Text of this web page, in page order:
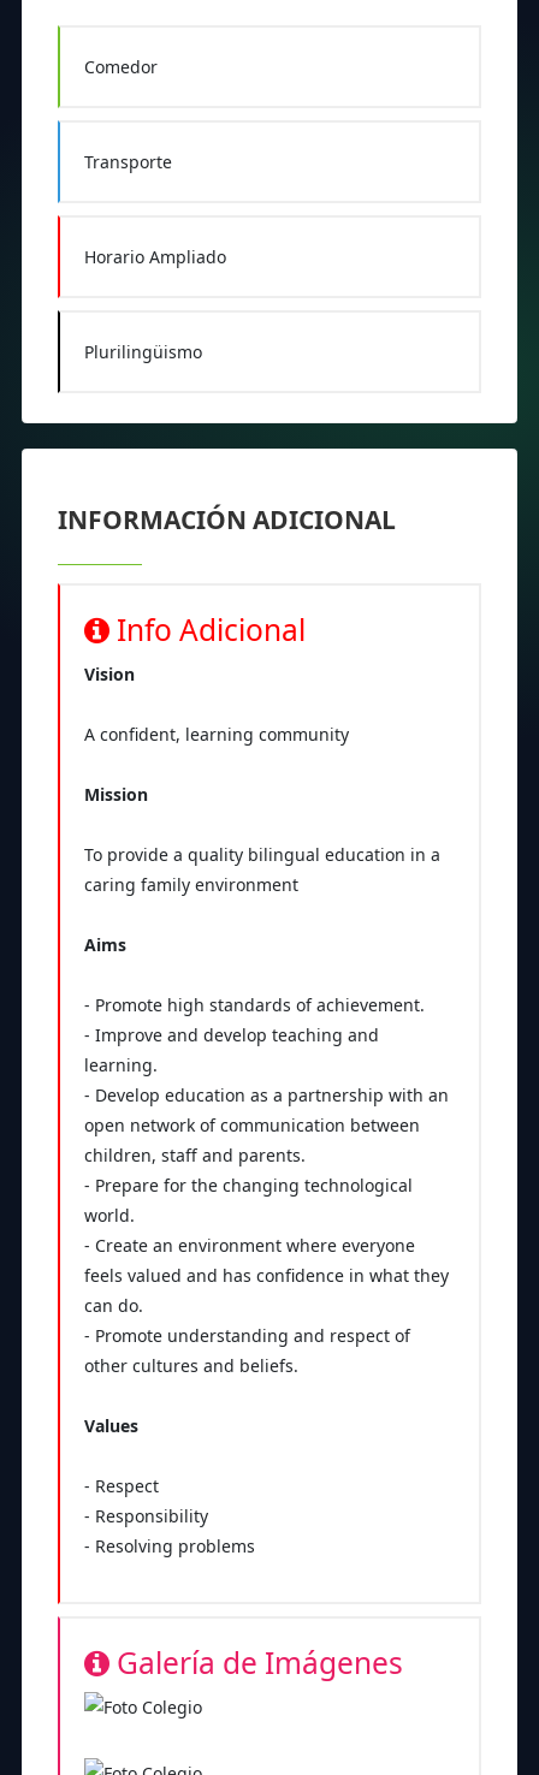
Comedor
Transporte
Horario Ampliado
Plurilingüismo
INFORMACIÓN ADICIONAL
Info Adicional
Vision
A confident, learning community
Mission
To provide a quality bilingual education in a
caring family environment
Aims
- Promote high standards of achievement.
- Improve and develop teaching and
learning.
- Develop education as a partnership with an
open network of communication between
children, staff and parents.
- Prepare for the changing technological
world.
- Create an environment where everyone
feels valued and has confidence in what they
can do.
- Promote understanding and respect of
other cultures and beliefs.
Values
- Respect
- Responsibility
- Resolving problems
Galería de Imágenes